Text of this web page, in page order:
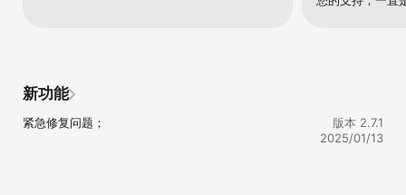
新功能
紧急修复问题；
版本 2.7.1
2025/01/13